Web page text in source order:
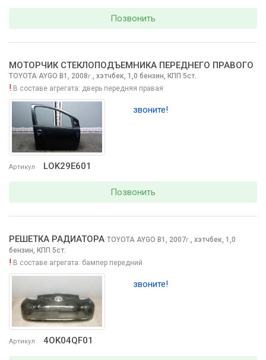
Позвонить
Артикул LOK29E601
МОТОРЧИК СТЕКЛОПОДЪЕМНИКА ПЕРЕДНЕГО ПРАВОГО
TOYOTA AYGO B1, 2008г., хэтчбек, 1,0 бензин, КПП 5ст.
! В составе агрегата: дверь передняя правая
звоните!
Позвонить
Артикул 4OK04QF01
РЕШЕТКА РАДИАТОРА TOYOTA AYGO B1, 2007г., хэтчбек, 1,0
бензин, КПП 5ст.
! В составе агрегата: бампер передний
звоните!